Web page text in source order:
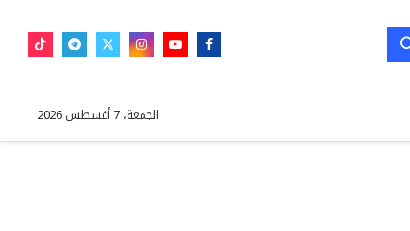
الجمعة، 7 أغسطس 2026